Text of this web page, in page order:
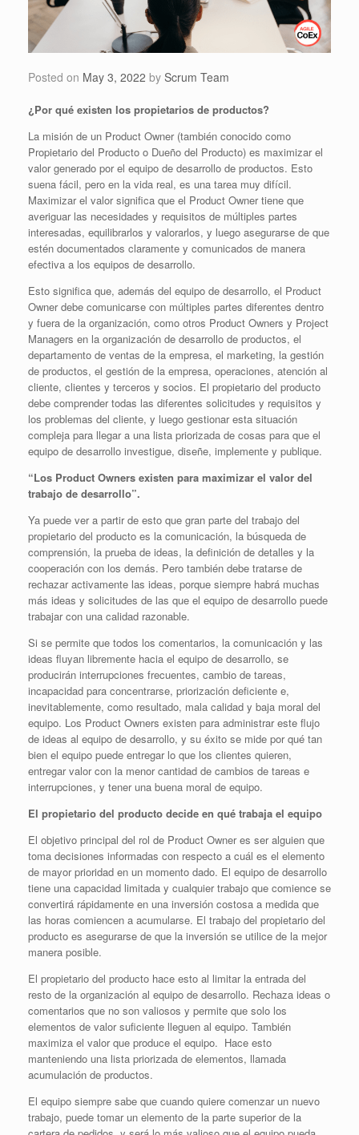
Posted on May 3, 2022 by Scrum Team
¿Por qué existen los propietarios de productos?
La misión de un Product Owner (también conocido como
Propietario del Producto o Dueño del Producto) es maximizar el
valor generado por el equipo de desarrollo de productos. Esto
suena fácil, pero en la vida real, es una tarea muy difícil.
Maximizar el valor significa que el Product Owner tiene que
averiguar las necesidades y requisitos de múltiples partes
interesadas, equilibrarlos y valorarlos, y luego asegurarse de que
estén documentados claramente y comunicados de manera
efectiva a los equipos de desarrollo.
Esto significa que, además del equipo de desarrollo, el Product
Owner debe comunicarse con múltiples partes diferentes dentro
y fuera de la organización, como otros Product Owners y Project
Managers en la organización de desarrollo de productos, el
departamento de ventas de la empresa, el marketing, la gestión
de productos, el gestión de la empresa, operaciones, atención al
cliente, clientes y terceros y socios. El propietario del producto
debe comprender todas las diferentes solicitudes y requisitos y
los problemas del cliente, y luego gestionar esta situación
compleja para llegar a una lista priorizada de cosas para que el
equipo de desarrollo investigue, diseñe, implemente y publique.
“Los Product Owners existen para maximizar el valor del
trabajo de desarrollo”.
Ya puede ver a partir de esto que gran parte del trabajo del
propietario del producto es la comunicación, la búsqueda de
comprensión, la prueba de ideas, la definición de detalles y la
cooperación con los demás. Pero también debe tratarse de
rechazar activamente las ideas, porque siempre habrá muchas
más ideas y solicitudes de las que el equipo de desarrollo puede
trabajar con una calidad razonable.
Si se permite que todos los comentarios, la comunicación y las
ideas fluyan libremente hacia el equipo de desarrollo, se
producirán interrupciones frecuentes, cambio de tareas,
incapacidad para concentrarse, priorización deficiente e,
inevitablemente, como resultado, mala calidad y baja moral del
equipo. Los Product Owners existen para administrar este flujo
de ideas al equipo de desarrollo, y su éxito se mide por qué tan
bien el equipo puede entregar lo que los clientes quieren,
entregar valor con la menor cantidad de cambios de tareas e
interrupciones, y tener una buena moral de equipo.
El propietario del producto decide en qué trabaja el equipo
El objetivo principal del rol de Product Owner es ser alguien que
toma decisiones informadas con respecto a cuál es el elemento
de mayor prioridad en un momento dado. El equipo de desarrollo
tiene una capacidad limitada y cualquier trabajo que comience se
convertirá rápidamente en una inversión costosa a medida que
las horas comiencen a acumularse. El trabajo del propietario del
producto es asegurarse de que la inversión se utilice de la mejor
manera posible.
El propietario del producto hace esto al limitar la entrada del
resto de la organización al equipo de desarrollo. Rechaza ideas o
comentarios que no son valiosos y permite que solo los
elementos de valor suficiente lleguen al equipo. También
maximiza el valor que produce el equipo. Hace esto
manteniendo una lista priorizada de elementos, llamada
acumulación de productos.
El equipo siempre sabe que cuando quiere comenzar un nuevo
trabajo, puede tomar un elemento de la parte superior de la